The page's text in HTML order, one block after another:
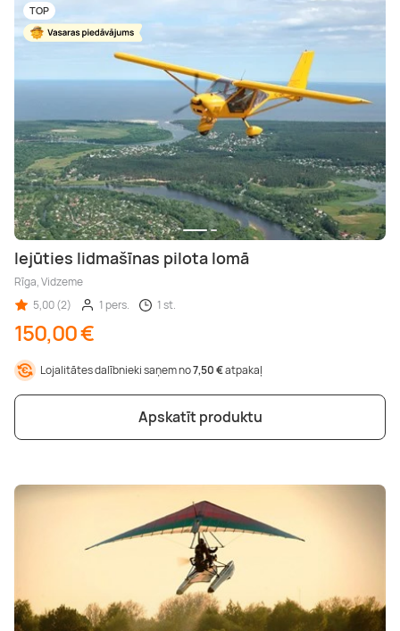
TOP
Iejūties lidmašīnas pilota lomā
Rīga, Vidzeme
5,00 (2)
1 pers. 1 st.
150,00 €
Lojalitātes dalībnieki saņem no7,50 €atpakaļ
Apskatīt produktu